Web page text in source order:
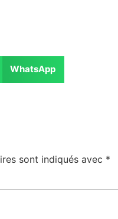
WhatsApp
sont indiqués avec *